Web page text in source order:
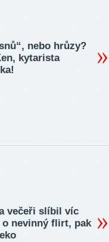
nebo hrůzy?
kytarista
večeři slíbil víc
nevinný flirt, pak